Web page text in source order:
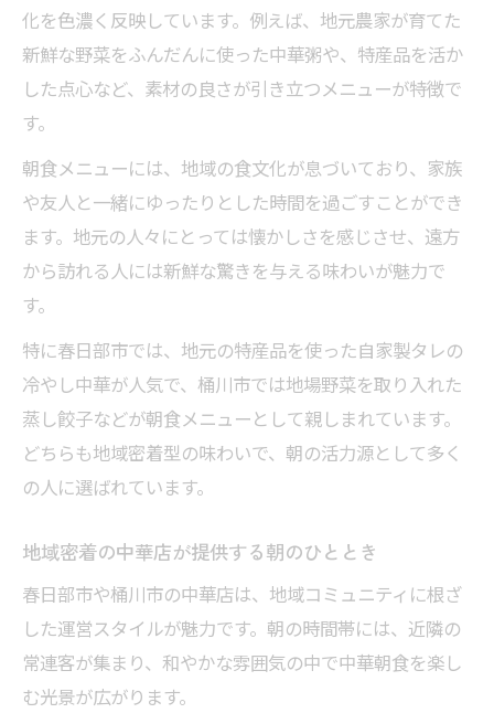
化を色濃く反映しています。例えば、地元農家が育てた
新鮮な野菜をふんだんに使った中華粥や、特産品を活か
した点心など、素材の良さが引き立つメニューが特徴で
す。
朝食メニューには、地域の食文化が息づいており、家族
や友人と一緒にゆったりとした時間を過ごすことができ
ます。地元の人々にとっては懐かしさを感じさせ、遠方
から訪れる人には新鮮な驚きを与える味わいが魅力で
す。
特に春日部市では、地元の特産品を使った自家製タレの
冷やし中華が人気で、桶川市では地場野菜を取り入れた
蒸し餃子などが朝食メニューとして親しまれています。
どちらも地域密着型の味わいで、朝の活力源として多く
の人に選ばれています。
地域密着の中華店が提供する朝のひととき
春日部市や桶川市の中華店は、地域コミュニティに根ざ
した運営スタイルが魅力です。朝の時間帯には、近隣の
常連客が集まり、和やかな雰囲気の中で中華朝食を楽し
む光景が広がります。